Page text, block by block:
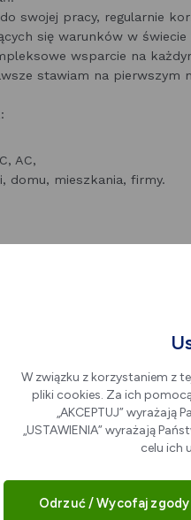
swojej pracy, regularnie
się warunków w świecie
wsparcie na
stawiam na pierwszym
AC,
domu, mieszkania, firmy.
komunikacyjne i
znacznie przekłada
stale poszerzam
W związku z korzystaniem z
pliki cookies. Za ich
„AKCEPTUJ”
„USTAWIENIA” wyrażają
celu ich
Odrzuć / Wycofaj zgody